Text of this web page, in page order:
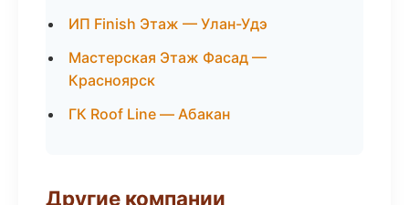
ИП Finish Этаж — Улан-Удэ
Мастерская Этаж Фасад —
Красноярск
ГК Roof Line — Абакан
Другие компании